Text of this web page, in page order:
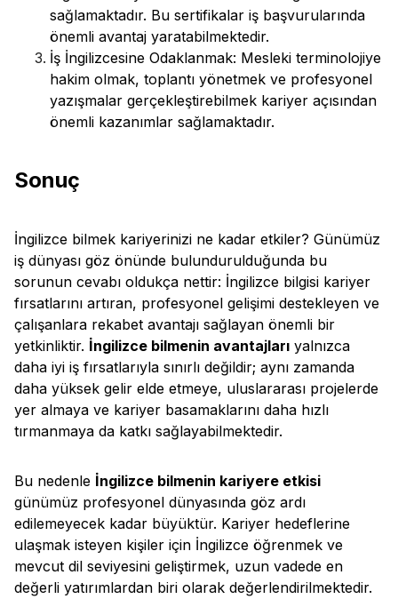
sağlamaktadır. Bu sertifikalar iş başvurularında
önemli avantaj yaratabilmektedir.
İş İngilizcesine Odaklanmak: Mesleki terminolojiye
hakim olmak, toplantı yönetmek ve profesyonel
yazışmalar gerçekleştirebilmek kariyer açısından
önemli kazanımlar sağlamaktadır.
Sonuç
İngilizce bilmek kariyerinizi ne kadar etkiler? Günümüz
iş dünyası göz önünde bulundurulduğunda bu
sorunun cevabı oldukça nettir: İngilizce bilgisi kariyer
fırsatlarını artıran, profesyonel gelişimi destekleyen ve
çalışanlara rekabet avantajı sağlayan önemli bir
yetkinliktir. İngilizce bilmenin avantajları yalnızca
daha iyi iş fırsatlarıyla sınırlı değildir; aynı zamanda
daha yüksek gelir elde etmeye, uluslararası projelerde
yer almaya ve kariyer basamaklarını daha hızlı
tırmanmaya da katkı sağlayabilmektedir.
Bu nedenle İngilizce bilmenin kariyere etkisi
günümüz profesyonel dünyasında göz ardı
edilemeyecek kadar büyüktür. Kariyer hedeflerine
ulaşmak isteyen kişiler için İngilizce öğrenmek ve
mevcut dil seviyesini geliştirmek, uzun vadede en
değerli yatırımlardan biri olarak değerlendirilmektedir.